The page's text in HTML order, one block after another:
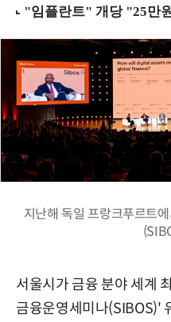
지난해 독일 프랑크푸르트
서울시가 금융 분야 세계
금융운영세미나(SIBOS)'